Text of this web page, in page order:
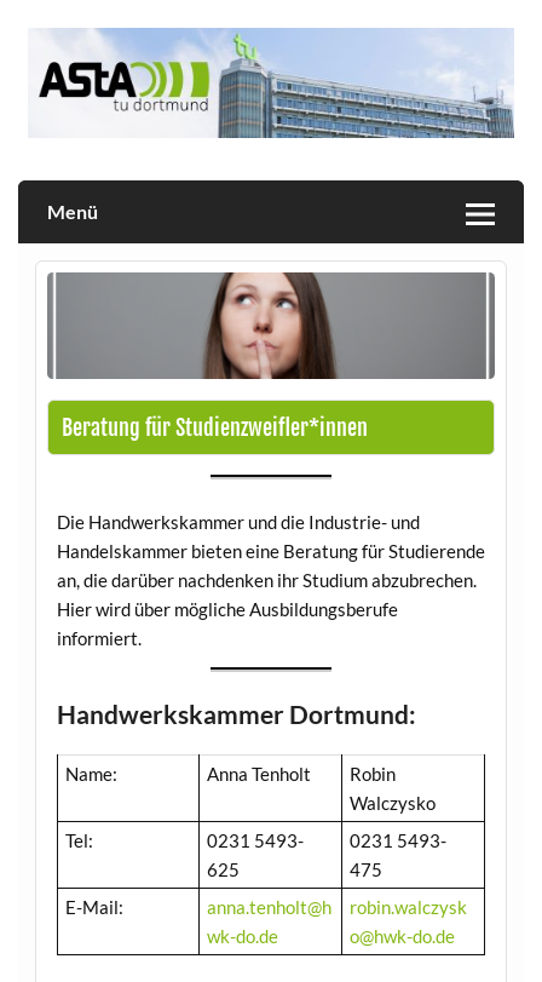
Menü
Beratung für Studienzweifler*innen
Die Handwerkskammer und die Industrie- und
Handelskammer bieten eine Beratung für Studierende
an, die darüber nachdenken ihr Studium abzubrechen.
Hier wird über mögliche Ausbildungsberufe
informiert.
Handwerkskammer Dortmund:
Name: Anna Tenholt
Robin
Walczysko
Tel:
0231 5493-
625
0231 5493-
475
E-Mail:
anna.tenholt@h
wk-do.de
robin.walczysk
o@hwk-do.de